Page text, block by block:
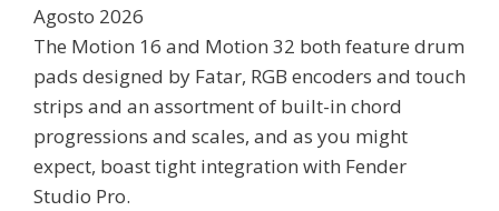
Agosto 2026
The Motion 16 and Motion 32 both feature drum
pads designed by Fatar, RGB encoders and touch
strips and an assortment of built-in chord
progressions and scales, and as you might
expect, boast tight integration with Fender
Studio Pro.